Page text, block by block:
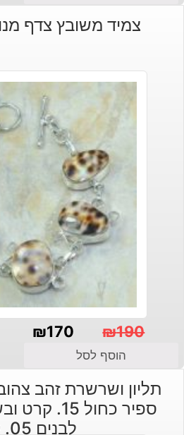
צמיד משובץ צדף
₪190
המקורי
היה:
₪190.
₪170
הנוכחי
הוא:
₪170.
הוסף לסל
לבנים 05. קרט